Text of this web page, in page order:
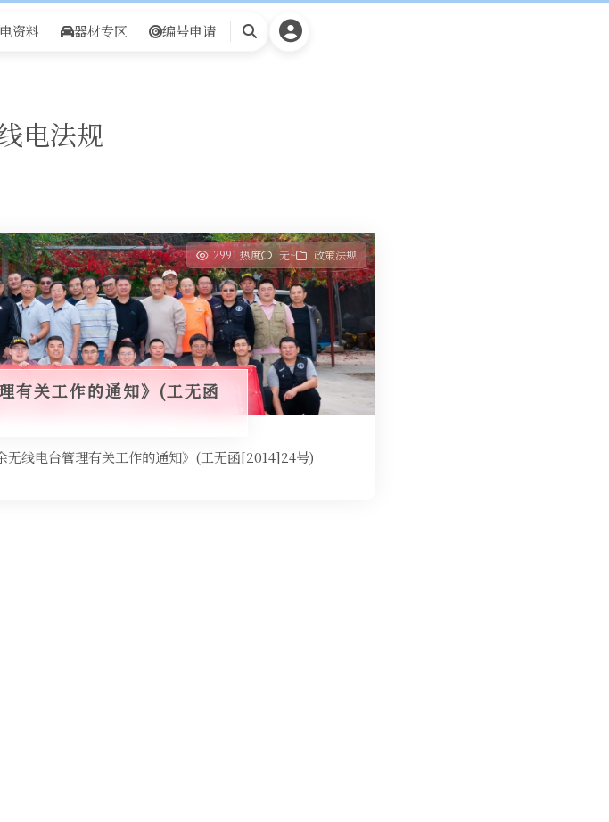
资料 器材专区 编号申请
搜
电法规
2991 热度 无~ 政策法规
有关工作的通知》(工无函
线电台管理有关工作的通知》(工无函[2014]24号)